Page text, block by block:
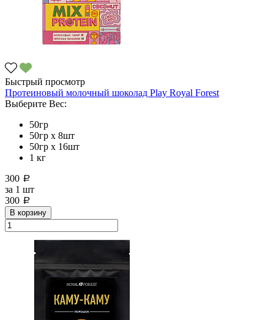
Быстрый просмотр
Протеиновый молочный шоколад Рlay Royal Forest
Выберите Вес:
50гр
50гр х 8шт
50гр х 16шт
1 кг
300 a
за 1 шт
300 a
В корзину